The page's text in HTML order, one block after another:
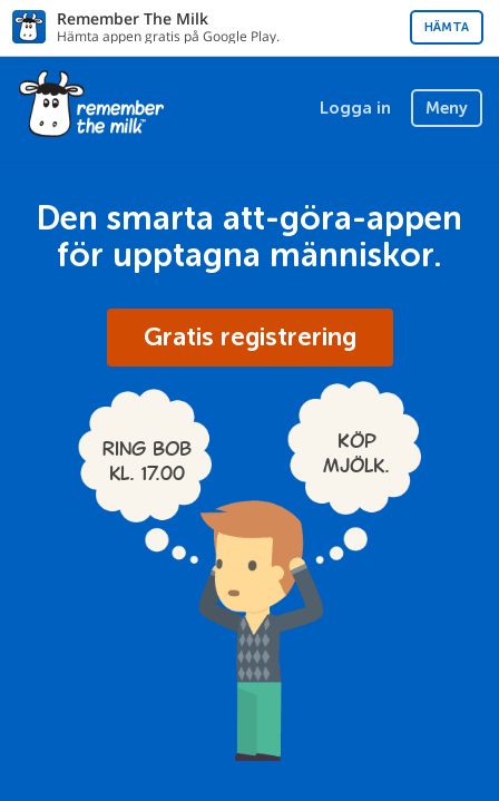
HÄMTA
Remember The Milk
Hämta appen gratis på Google Play.
Logga in Meny
Den smarta att-göra-appen
för upptagna människor.
Gratis registrering
Ring Bob
kl. 17.00
Köp
mjölk.